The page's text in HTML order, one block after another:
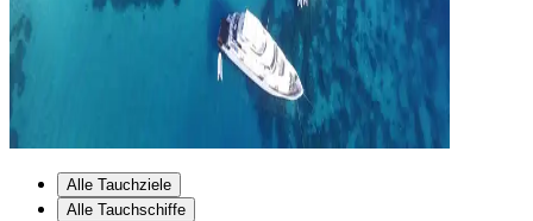
Alle Tauchziele
Alle Tauchschiffe